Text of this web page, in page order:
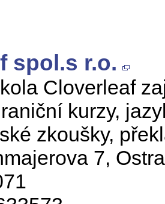
spol.s r.o.
Cloverleaf
kurzy,
zkoušky,
7,